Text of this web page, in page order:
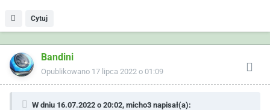
Cytuj
Bandini
Opublikowano 17 lipca 2022 o 01:09
W dniu 16.07.2022 o 20:02, micho3 napisał(a):